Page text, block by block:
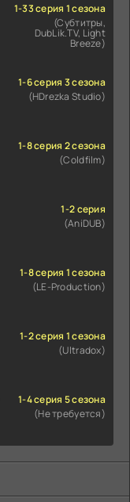
1-33 серия 1 сезона
(Субтитры,
DubLik.TV, Light
Breeze)
1-6 серия 3 сезона
(HDrezka Studio)
1-8 серия 2 сезона
(Coldfilm)
1-2 серия
(AniDUB)
1-8 серия 1 сезона
(LE-Production)
1-2 серия 1 сезона
(Ultradox)
1-4 серия 5 сезона
(Не требуется)